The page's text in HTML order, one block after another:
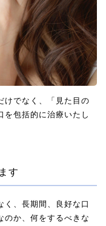
けでなく、「見た目の
を包括的に治療いたし
す
く、長期間、良好な口
のか、何をするべきな